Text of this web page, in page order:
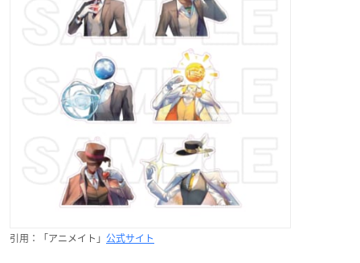
引用：「アニメイト」 公式サイト